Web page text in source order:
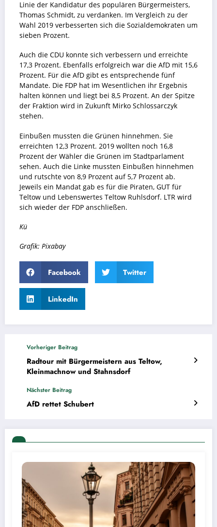
Linie der Kandidatur des populären Bürgermeisters,
Thomas Schmidt, zu verdanken. Im Vergleich zu der
Wahl 2019 verbesserten sich die Sozialdemokraten um
sieben Prozent.
Auch die CDU konnte sich verbessern und erreichte
17,3 Prozent. Ebenfalls erfolgreich war die AfD mit 15,6
Prozent. Für die AfD gibt es entsprechende fünf
Mandate. Die FDP hat im Wesentlichen ihr Ergebnis
halten können und liegt bei 8,5 Prozent. An der Spitze
der Fraktion wird in Zukunft Mirko Schlossarczyk
stehen.
Einbußen mussten die Grünen hinnehmen. Sie
erreichten 12,3 Prozent. 2019 wollten noch 16,8
Prozent der Wähler die Grünen im Stadtparlament
sehen. Auch die Linke mussten Einbußen hinnehmen
und rutschte von 8,9 Prozent auf 5,7 Prozent ab.
Jeweils ein Mandat gab es für die Piraten, GUT für
Teltow und Lebenswertes Teltow Ruhlsdorf. LTR wird
sich wieder der FDP anschließen.
Kü
Grafik: Pixabay
Facebook Twitter
LinkedIn
Vorheriger Beitrag
Radtour mit Bürgermeistern aus Teltow,
Kleinmachnow und Stahnsdorf
Nächster Beitrag
AfD rettet Schubert